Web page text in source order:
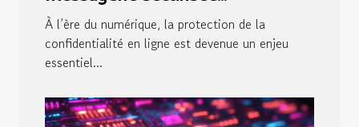
augmentent-ils votre
confidentialité en ligne ?
À l’ère du numérique, la protection de la
confidentialité en ligne est devenue un enjeu
essentiel...